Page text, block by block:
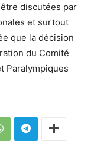
discutées par
et surtout
que la décision
du Comité
Paralympiques